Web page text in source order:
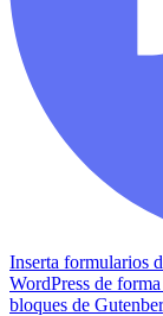
Inserta formularios
WordPress de
bloques de